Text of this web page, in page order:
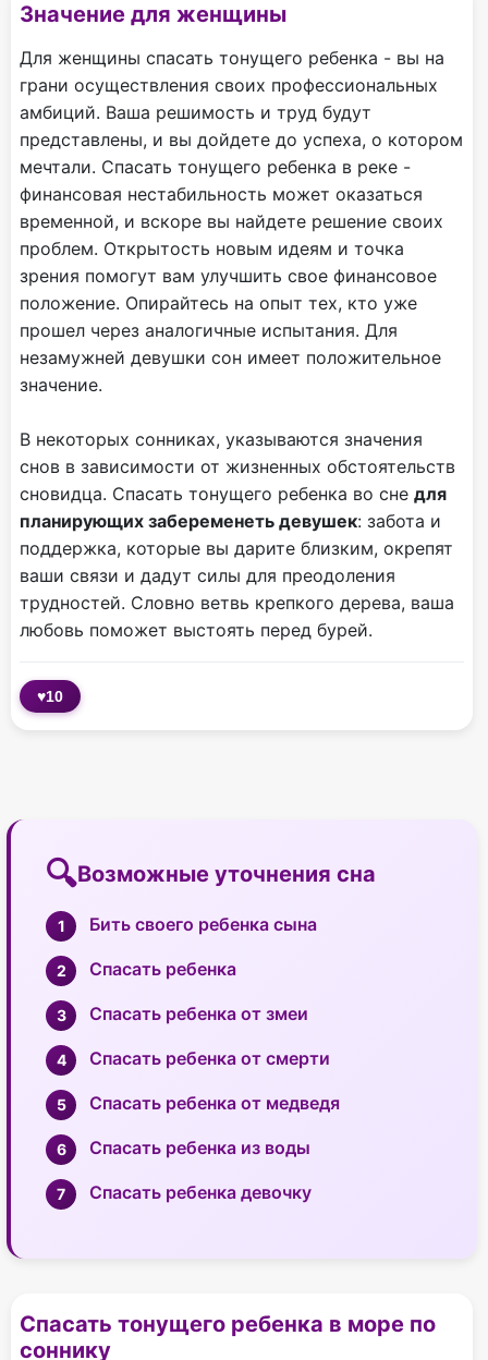
Значение для женщины
Для женщины спасать тонущего ребенка - вы на
грани осуществления своих профессиональных
амбиций. Ваша решимость и труд будут
представлены, и вы дойдете до успеха, о котором
мечтали. Спасать тонущего ребенка в реке -
финансовая нестабильность может оказаться
временной, и вскоре вы найдете решение своих
проблем. Открытость новым идеям и точка
зрения помогут вам улучшить свое финансовое
положение. Опирайтесь на опыт тех, кто уже
прошел через аналогичные испытания. Для
незамужней девушки сон имеет положительное
значение.
В некоторых сонниках, указываются значения
снов в зависимости от жизненных обстоятельств
сновидца. Спасать тонущего ребенка во сне для
планирующих забеременеть девушек: забота и
поддержка, которые вы дарите близким, окрепят
ваши связи и дадут силы для преодоления
трудностей. Словно ветвь крепкого дерева, ваша
любовь поможет выстоять перед бурей.
♥10
Возможные уточнения сна
Бить своего ребенка сына
Спасать ребенка
Спасать ребенка от змеи
Спасать ребенка от смерти
Спасать ребенка от медведя
Спасать ребенка из воды
Спасать ребенка девочку
Спасать тонущего ребенка в море по
соннику